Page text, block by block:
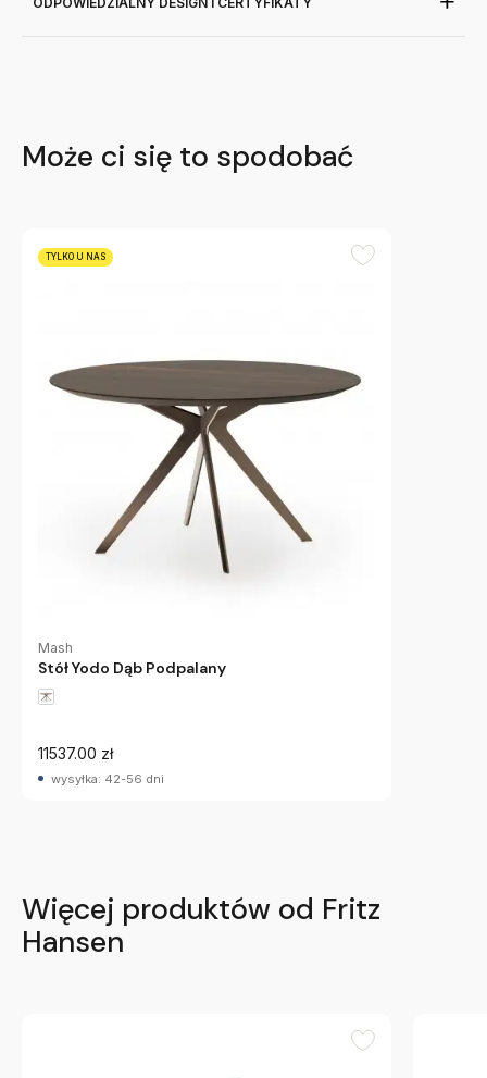
Może ci się to spodobać
TYLKO U NAS
Mash
Stół Yodo Dąb Podpalany
11537.00 zł
wysyłka: 42-56 dni
Więcej produktów od Fritz
Hansen